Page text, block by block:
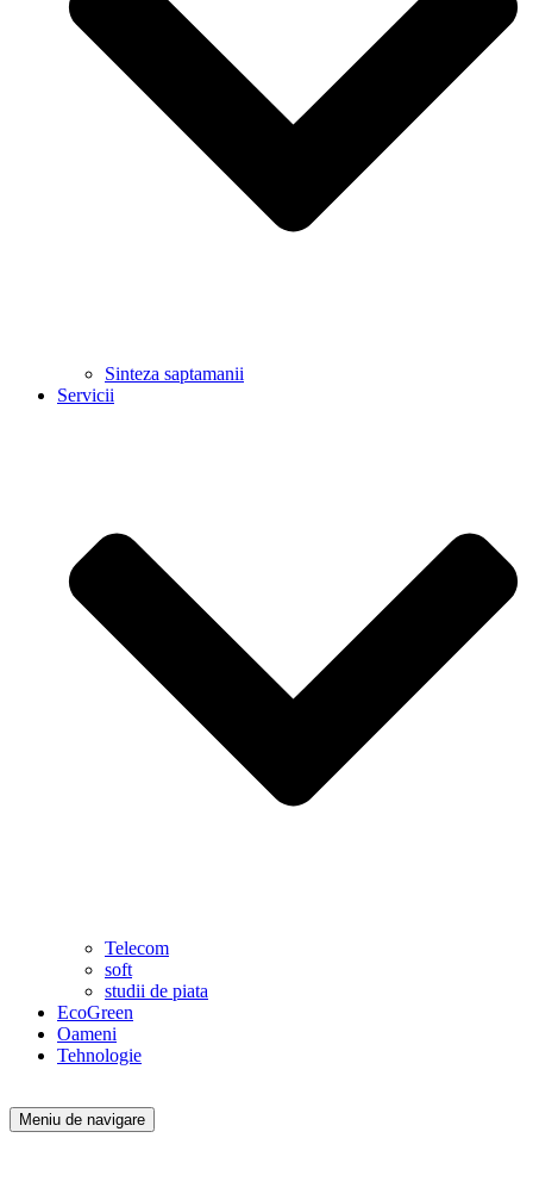
Sinteza saptamanii
Servicii
Telecom
soft
studii de piata
EcoGreen
Oameni
Tehnologie
Meniu de navigare